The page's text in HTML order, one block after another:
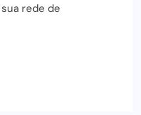
rede de